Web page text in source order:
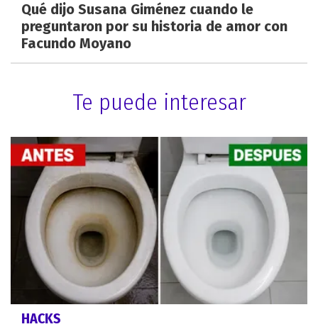
Qué dijo Susana Giménez cuando le
preguntaron por su historia de amor con
Facundo Moyano
Te puede interesar
HACKS